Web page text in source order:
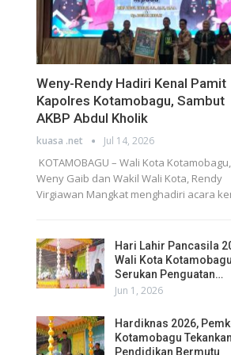
Weny-Rendy Hadiri Kenal Pamit
Kapolres Kotamobagu, Sambut
AKBP Abdul Kholik
kuasa .net Jul 14, 2026
KOTAMOBAGU – Wali Kota Kotamobagu,
Weny Gaib dan Wakil Wali Kota, Rendy
Virgiawan Mangkat menghadiri acara
Hari Lahir Pancasila
Wali Kota Kotamobagu
Serukan Penguatan…
Jun 1, 2026
Hardiknas 2026,
Kotamobagu Tekankan
Pendidikan Bermutu